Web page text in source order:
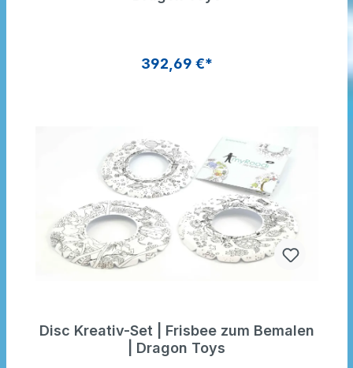
392,69 €*
Disc Kreativ-Set | Frisbee zum Bemalen
| Dragon Toys